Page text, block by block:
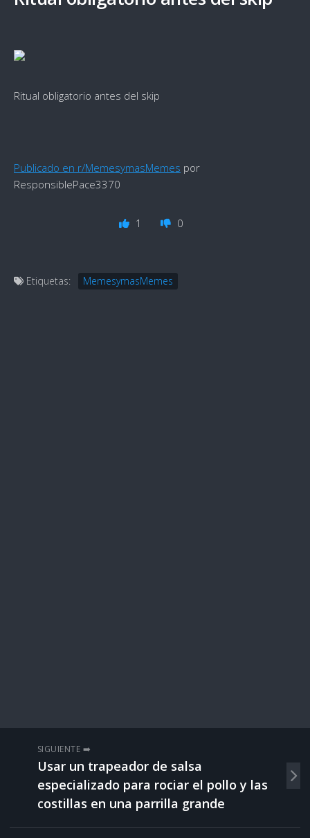
Ritual obligatorio antes del skip
Publicado en r/MemesymasMemes por
ResponsiblePace3370
1 0
Etiquetas: MemesymasMemes
SIGUIENTE ➡️
Usar un trapeador de salsa
especializado para rociar el pollo y las
costillas en una parrilla grande